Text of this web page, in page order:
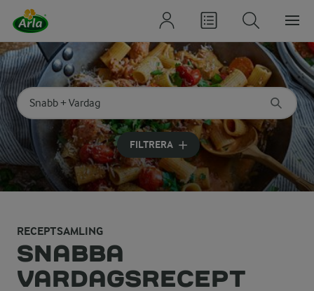
Sök på kategori eller ingrediens
Skriv in sökord för att få förslag
FILTRERA
RECEPTSAMLING
SNABBA
VARDAGSRECEPT